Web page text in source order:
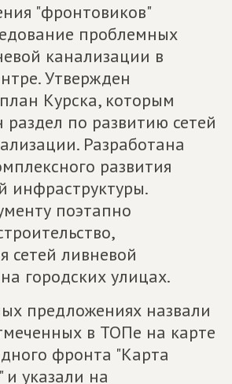
"фронтовиков"
проблемных
канализации в
Утвержден
Курска, которым
раздел по развитию сетей
Разработана
развития
инфраструктуры.
поэтапно
сетей ливневой
городских улицах.
предложениях назвали
в ТОПе на карте
фронта "Карта
и указали на